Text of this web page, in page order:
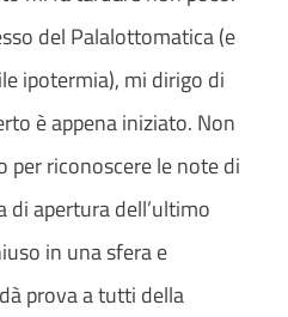
del Palalottomatica (e
ipotermia), mi dirigo di
è appena iniziato. Non
riconoscere le note di
di apertura dell’ultimo
in una sfera e
prova a tutti della